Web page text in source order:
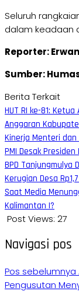
Seluruh
dalam keadaan
Reporter:
Sumber:
Berita Terkait
HUT RI ke-81:
Anggaran
Kinerja Menteri dan
PMI Desak
BPD Tanjungmulya
Kerugian Desa
Saat Media
Kalimantan I?
Post Views: 27
Navigasi pos
Pos sebelumnya
Pengusutan